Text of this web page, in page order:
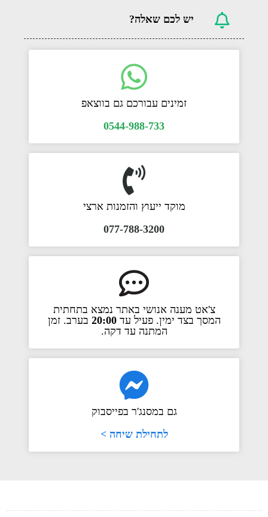
יש לכם שאלה?
זמינים עבורכם גם בווצאפ
0544-988-733
מוקד ייעוץ והזמנות ארצי
077-788-3200
צ'אט מענה אנושי באתר נמצא בתחתית
המסך בצד ימין. פעיל עד20:00 בערב. זמן
המתנה עד דקה.
גם במסנג'ר בפייסבוק
לתחילת שיחה >